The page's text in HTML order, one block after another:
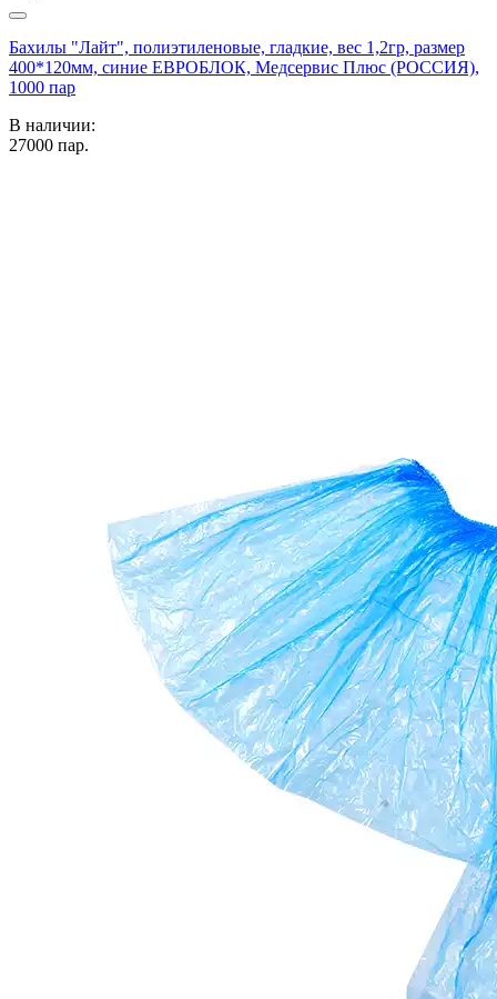
Бахилы "Лайт", полиэтиленовые, гладкие, вес 1,2гр, размер
400*120мм, синие ЕВРОБЛОК, Медсервис Плюс (РОССИЯ),
1000 пар
В наличии:
27000 пар.